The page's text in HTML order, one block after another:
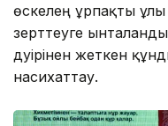
өскелең ұрпақты
зерттеуге
дәуірінен жеткен
насихаттау.